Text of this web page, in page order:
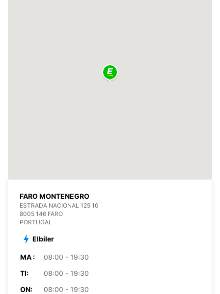
FARO MONTENEGRO
ESTRADA NACIONAL 125 10
8005 146 FARO
PORTUGAL
Elbiler
MA :
08:00 - 19:30
TI:
08:00 - 19:30
ON:
08:00 - 19:30